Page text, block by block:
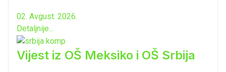
02. Avgust. 2026.
Detaljnije...
Vijest iz OŠ Meksiko i OŠ Srbija